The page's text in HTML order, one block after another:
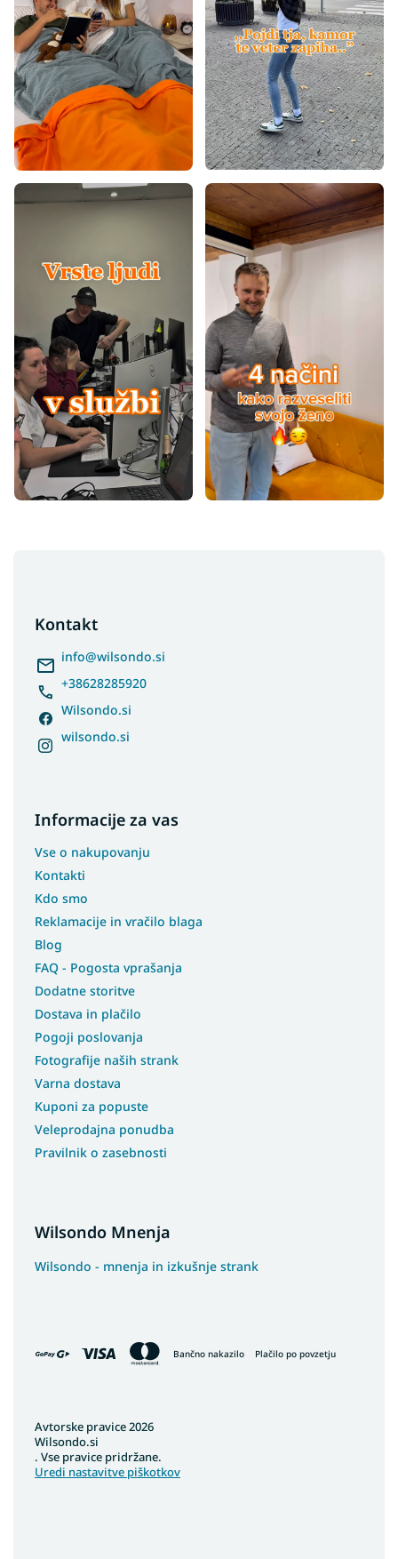
Kontakt
info@wilsondo.si
+38628285920
Wilsondo.si
wilsondo.si
Informacije za vas
Vse o nakupovanju
Kontakti
Kdo smo
Reklamacije in vračilo blaga
Blog
FAQ - Pogosta vprašanja
Dodatne storitve
Dostava in plačilo
Pogoji poslovanja
Fotografije naših strank
Varna dostava
Kuponi za popuste
Veleprodajna ponudba
Pravilnik o zasebnosti
Wilsondo Mnenja
Wilsondo - mnenja in izkušnje strank
Bančno nakazilo Plačilo po povzetju
Avtorske pravice 2026
Wilsondo.si
. Vse pravice pridržane.
Uredi nastavitve piškotkov